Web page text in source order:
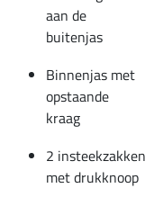
aan de
buitenjas
Binnenjas met
opstaande
kraag
2 insteekzakken
met drukknoop